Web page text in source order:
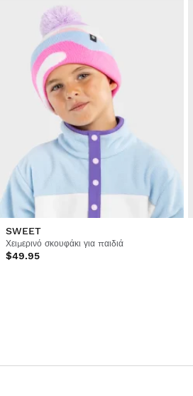
SWEET
Χειμερινό σκουφάκι για παιδιά
$49.95